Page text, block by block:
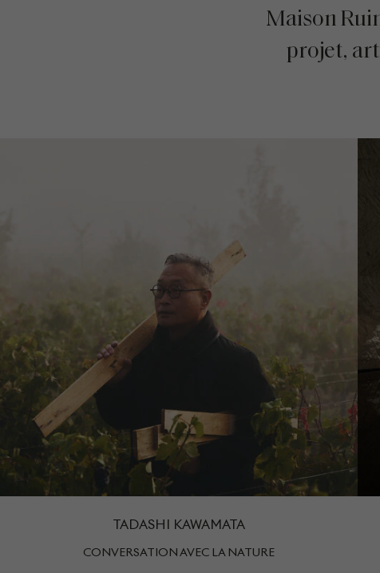
Maison
projet,
TADASHI KAWAMATA
CONVERSATION AVEC LA NATURE